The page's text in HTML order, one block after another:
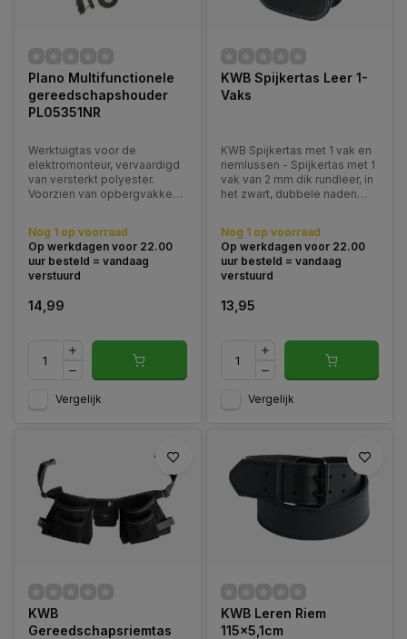
Plano Multifunctionele
gereedschapshouder
PL05351NR
Werktuigtas voor de
elektromonteur, vervaardigd
van versterkt polyester.
Voorzien van opbergvakken
gereedschap en een houder
voor isolatietape.
Accessoires: verstelbare
riem type 530TB.
Nog 1 op voorraad
Op werkdagen voor 22.00
uur besteld = vandaag
verstuurd
14,99
Vergelijk
KWB Spijkertas Leer 1-
Vaks
KWB Spijkertas met 1 vak en
riemlussen - Spijkertas met 1
vak van 2 mm dik rundleer, in
het zwart, dubbele naden
met klinknagels tegen
openscheuren beveiligd.
Nog 1 op voorraad
Op werkdagen voor 22.00
uur besteld = vandaag
verstuurd
13,95
Vergelijk
KWB
Gereedschapsriemtas
KWB Leren Riem
115x5,1cm